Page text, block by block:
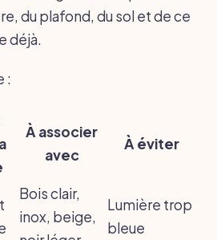
du plafond, du sol et de ce
déjà.
:
À associer
avec
À éviter
Bois clair,
inox, beige,
Lumière trop
bleue